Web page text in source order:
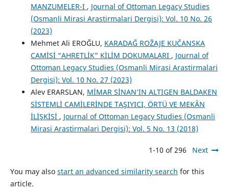
MANZUMELER-I , Journal of Ottoman Legacy Studies
(Osmanli Mirasi Arastirmalari Dergisi): Vol. 10 No. 26
(2023)
Mehmet Ali EROĞLU, KARADAĞ ROŽAJE KUČANSKA
CAMİSİ “AHRETLİK” KİLİM DOKUMALARI , Journal of
Ottoman Legacy Studies (Osmanli Mirasi Arastirmalari
Dergisi): Vol. 10 No. 27 (2023)
Alev ERARSLAN, MİMAR SİNAN’IN ALTIGEN BALDAKEN
SİSTEMLİ CAMİLERİNDE TAŞIYICI, ÖRTÜ VE MEKÂN
İLİŞKİSİ , Journal of Ottoman Legacy Studies (Osmanli
Mirasi Arastirmalari Dergisi): Vol. 5 No. 13 (2018)
1-10 of 296 Next
You may also start an advanced similarity search for this
article.